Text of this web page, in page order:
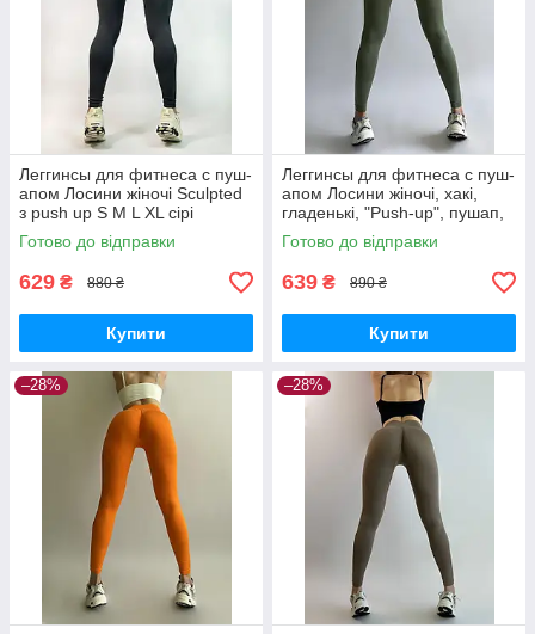
Леггинсы для фитнеса с пуш-
апом Лосини жіночі Sculpted
з push up S M L XL сірі
Готово до відправки
629 ₴ 880 ₴
Купити
Леггинсы для фитнеса с пуш-
апом Лосини жіночі, хакі,
гладенькі, "Push-up", пушап,
широкий пояс, висока
посадка
Готово до відправки
639 ₴ 890 ₴
Купити
–28% –28%